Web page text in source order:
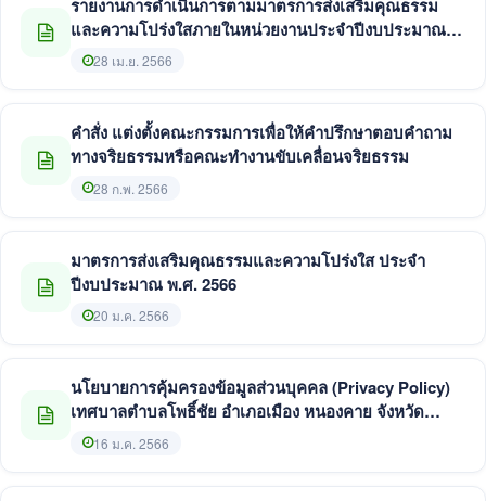
รายงานการดำเนินการตามมาตรการส่งเสริมคุณธรรม
และความโปร่งใสภายในหน่วยงานประจำปีงบประมาณ
พ.ศ. 2566 รอบ 6 เดือน (เดือนตุลาคม 2565 - มีนาคม
28 เม.ย. 2566
คำสั่ง แต่งตั้งคณะกรรมการเพื่อให้คำปรึกษาตอบคำถาม
ทางจริยธรรมหรือคณะทำงานขับเคลื่อนจริยธรรม
28 ก.พ. 2566
มาตรการส่งเสริมคุณธรรมและความโปร่งใส ประจำ
ปีงบประมาณ พ.ศ. 2566
20 ม.ค. 2566
นโยบายการคุ้มครองข้อมูลส่วนบุคคล (Privacy Policy)
เทศบาลตำบลโพธิ์ชัย อำเภอเมือง หนองคาย จังหวัด
หนองคาย
16 ม.ค. 2566